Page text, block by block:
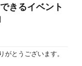
きるイベント
がとうございます。